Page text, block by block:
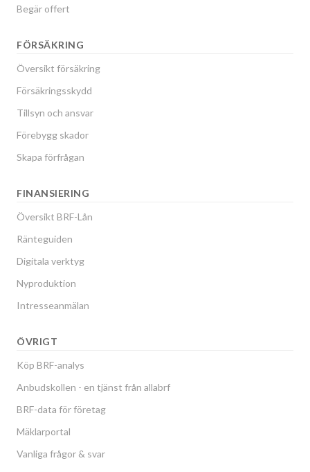
Begär offert
FÖRSÄKRING
Översikt försäkring
Försäkringsskydd
Tillsyn och ansvar
Förebygg skador
Skapa förfrågan
FINANSIERING
Översikt BRF-Lån
Ränteguiden
Digitala verktyg
Nyproduktion
Intresseanmälan
ÖVRIGT
Köp BRF-analys
Anbudskollen - en tjänst från allabrf
BRF-data för företag
Mäklarportal
Vanliga frågor & svar